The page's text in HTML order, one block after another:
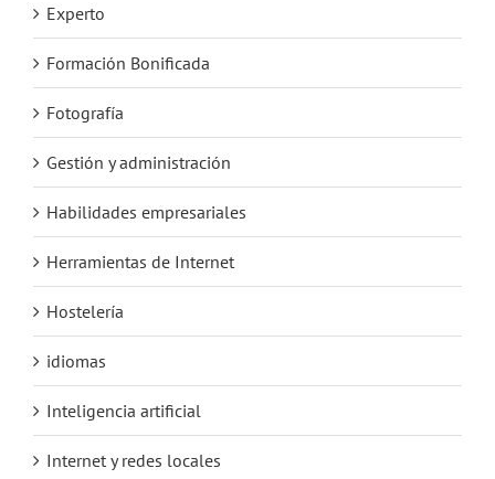
Experto
Formación Bonificada
Fotografía
Gestión y administración
Habilidades empresariales
Herramientas de Internet
Hostelería
idiomas
Inteligencia artificial
Internet y redes locales